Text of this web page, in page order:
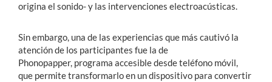
origina el sonido- y las intervenciones electroacústicas.
Sin embargo, una de las experiencias que más cautivó la
atención de los participantes fue la de
Phonopapper, programa accesible desde teléfono móvil,
que permite transformarlo en un dispositivo para convertir